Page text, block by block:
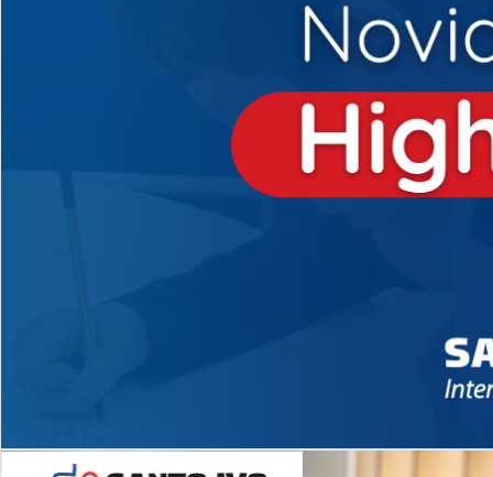
Novidades 2026 High School